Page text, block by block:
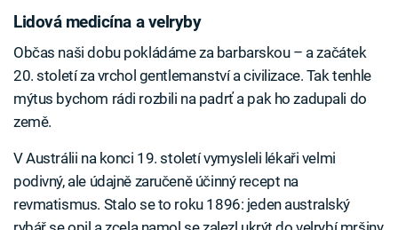
Lidová medicína a velryby
Občas naši dobu pokládáme za barbarskou – a začátek
20. století za vrchol gentlemanství a civilizace. Tak tenhle
mýtus bychom rádi rozbili na padrť a pak ho zadupali do
země.
V Austrálii na konci 19. století vymysleli lékaři velmi
podivný, ale údajně zaručeně účinný recept na
revmatismus. Stalo se to roku 1896: jeden australský